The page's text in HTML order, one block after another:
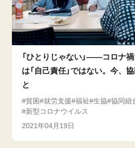
「ひとりじゃない」――コロナ
は「自己責任」ではない。今、
と
貧困 就労支援 福祉 生協 協同組
新型コロナウイルス
2021年04月19日